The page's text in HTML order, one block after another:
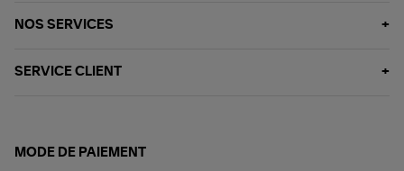
NOS SERVICES
SERVICE CLIENT
MODE DE PAIEMENT